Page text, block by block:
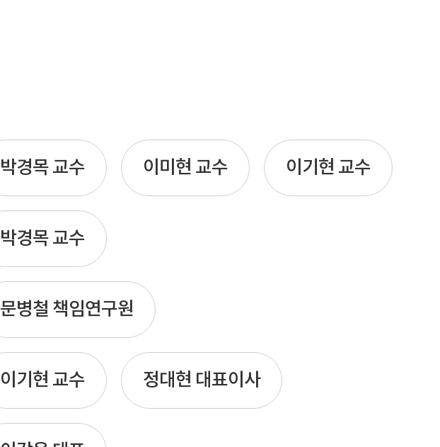
박경목 교수 이미현 교수 이기현 교수
박경목 교수
문병철 책임연구원
이기현 교수 정대현 대표이사